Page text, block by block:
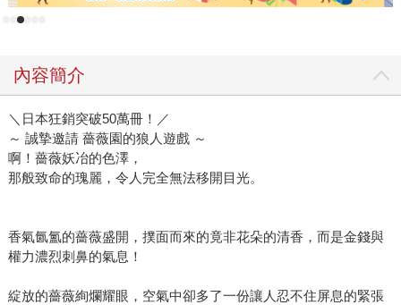
內容簡介
＼日本狂銷突破50萬冊！／
～ 誠摯邀請 薔薇園的狼人遊戲 ～
啊！薔薇妖冶的色澤，
那般致命的瑰麗，令人完全無法移開目光。
香氣氤氳的薔薇盛開，撲面而來的竟非花朵的清香，而是金錢與
權力濃烈刺鼻的氣息！
綻放的薔薇絢爛耀眼，空氣中卻多了一份讓人忍不住屏息的緊張